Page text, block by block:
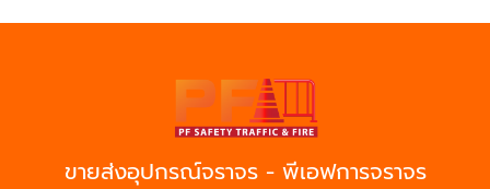
ขายส่งอุปกรณ์จราจร - พีเอฟการจราจร